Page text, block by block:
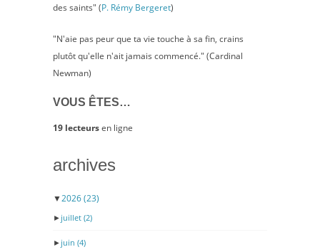
des saints" (P. Rémy Bergeret)
"N'aie pas peur que ta vie touche à sa fin, crains
plutôt qu'elle n'ait jamais commencé." (Cardinal
Newman)
VOUS ÊTES…
19 lecteursen ligne
archives
▼2026(23)
► juillet (2)
► juin (4)